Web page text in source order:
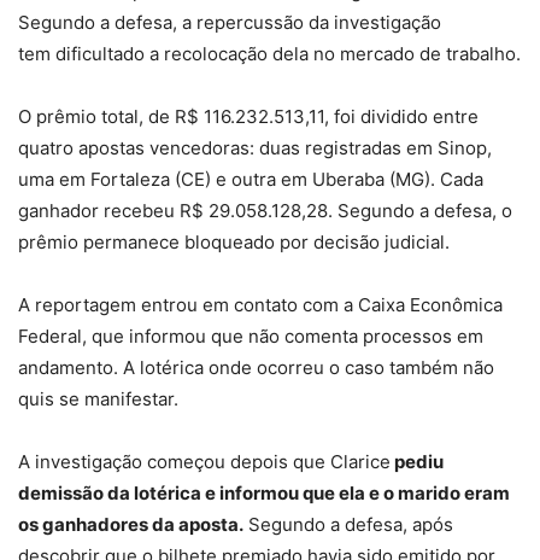
Segundo a defesa, a repercussão da investigação
tem dificultado a recolocação dela no mercado de trabalho.
O prêmio total, de R$ 116.232.513,11, foi dividido entre
quatro apostas vencedoras: duas registradas em Sinop,
uma em Fortaleza (CE) e outra em Uberaba (MG). Cada
ganhador recebeu R$ 29.058.128,28. Segundo a defesa, o
prêmio permanece bloqueado por decisão judicial.
A reportagem entrou em contato com a Caixa Econômica
Federal, que informou que não comenta processos em
andamento. A lotérica onde ocorreu o caso também não
quis se manifestar.
A investigação começou depois que Clarice pediu
demissão da lotérica e informou que ela e o marido eram
os ganhadores da aposta. Segundo a defesa, após